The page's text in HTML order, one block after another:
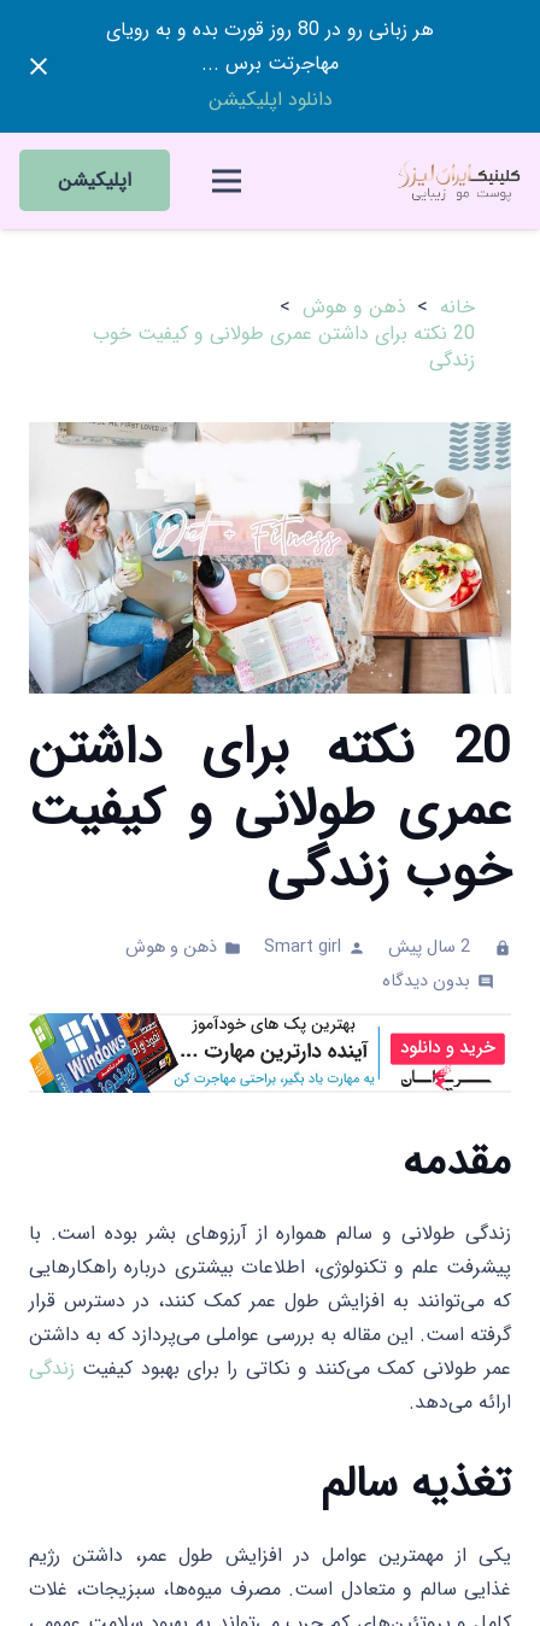
هر زبانی رو در 80 روز قورت بده و به رویای
مهاجرتت برس ...
دانلود اپلیکیشن
اپلیکیشن
خانه > ذهن و هوش >
20 نکته برای داشتن عمری طولانی و کیفیت خوب
زندگی
20 نکته برای داشتن
عمری طولانی و کیفیت
خوب زندگی
clock 2 سال پیش person
Smart girl
folder ذهن و هوش
comments بدون دیدگاه
مقدمه
زندگی طولانی و سالم همواره از آرزوهای بشر بوده است. با
پیشرفت علم و تکنولوژی، اطلاعات بیشتری درباره راهکارهایی
که می‌توانند به افزایش طول عمر کمک کنند، در دسترس قرار
گرفته است. این مقاله به بررسی عواملی می‌پردازد که به داشتن
عمر طولانی کمک می‌کنند و نکاتی را برای بهبود کیفیت زندگی
ارائه می‌دهد.
تغذیه سالم
یکی از مهمترین عوامل در افزایش طول عمر، داشتن رژیم
غذایی سالم و متعادل است. مصرف میوه‌ها، سبزیجات، غلات